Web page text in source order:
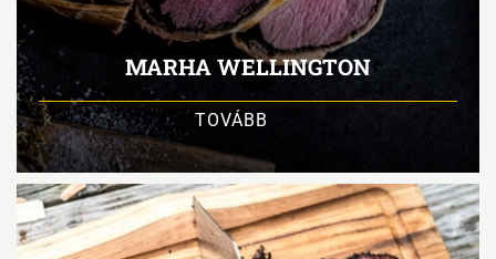
MARHA WELLINGTON
TOVÁBB